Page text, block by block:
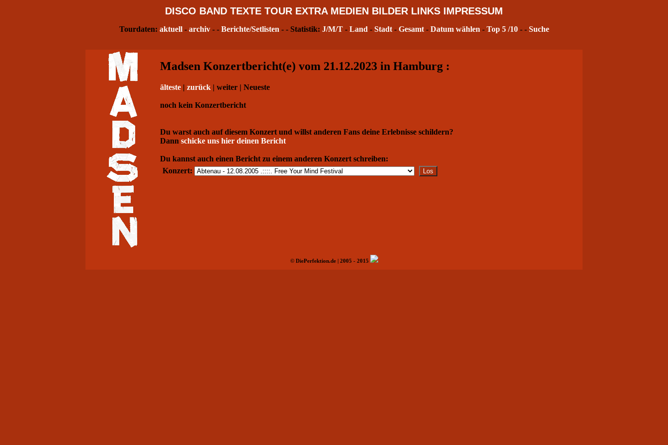
DISCO BAND TEXTE TOUR EXTRA MEDIEN BILDER LINKS IMPRESSUM
Tourdaten: aktuell- archiv- - Berichte/Setlisten - - Statistik: J/M/T- Land - Stadt- Gesamt- Datum wählen - Top 5 /10- - Suche
Madsen Konzertbericht(e) vom 21.12.2023 in Hamburg :
älteste | zurück | weiter | Neueste
noch kein Konzertbericht
Du warst auch auf diesem Konzert und willst anderen Fans deine Erlebnisse schildern?
Dann schicke uns hier deinen Bericht
Du kannst auch einen Bericht zu einem anderen Konzert schreiben:
Konzert:
© DiePerfektion.de | 2005 - 2015